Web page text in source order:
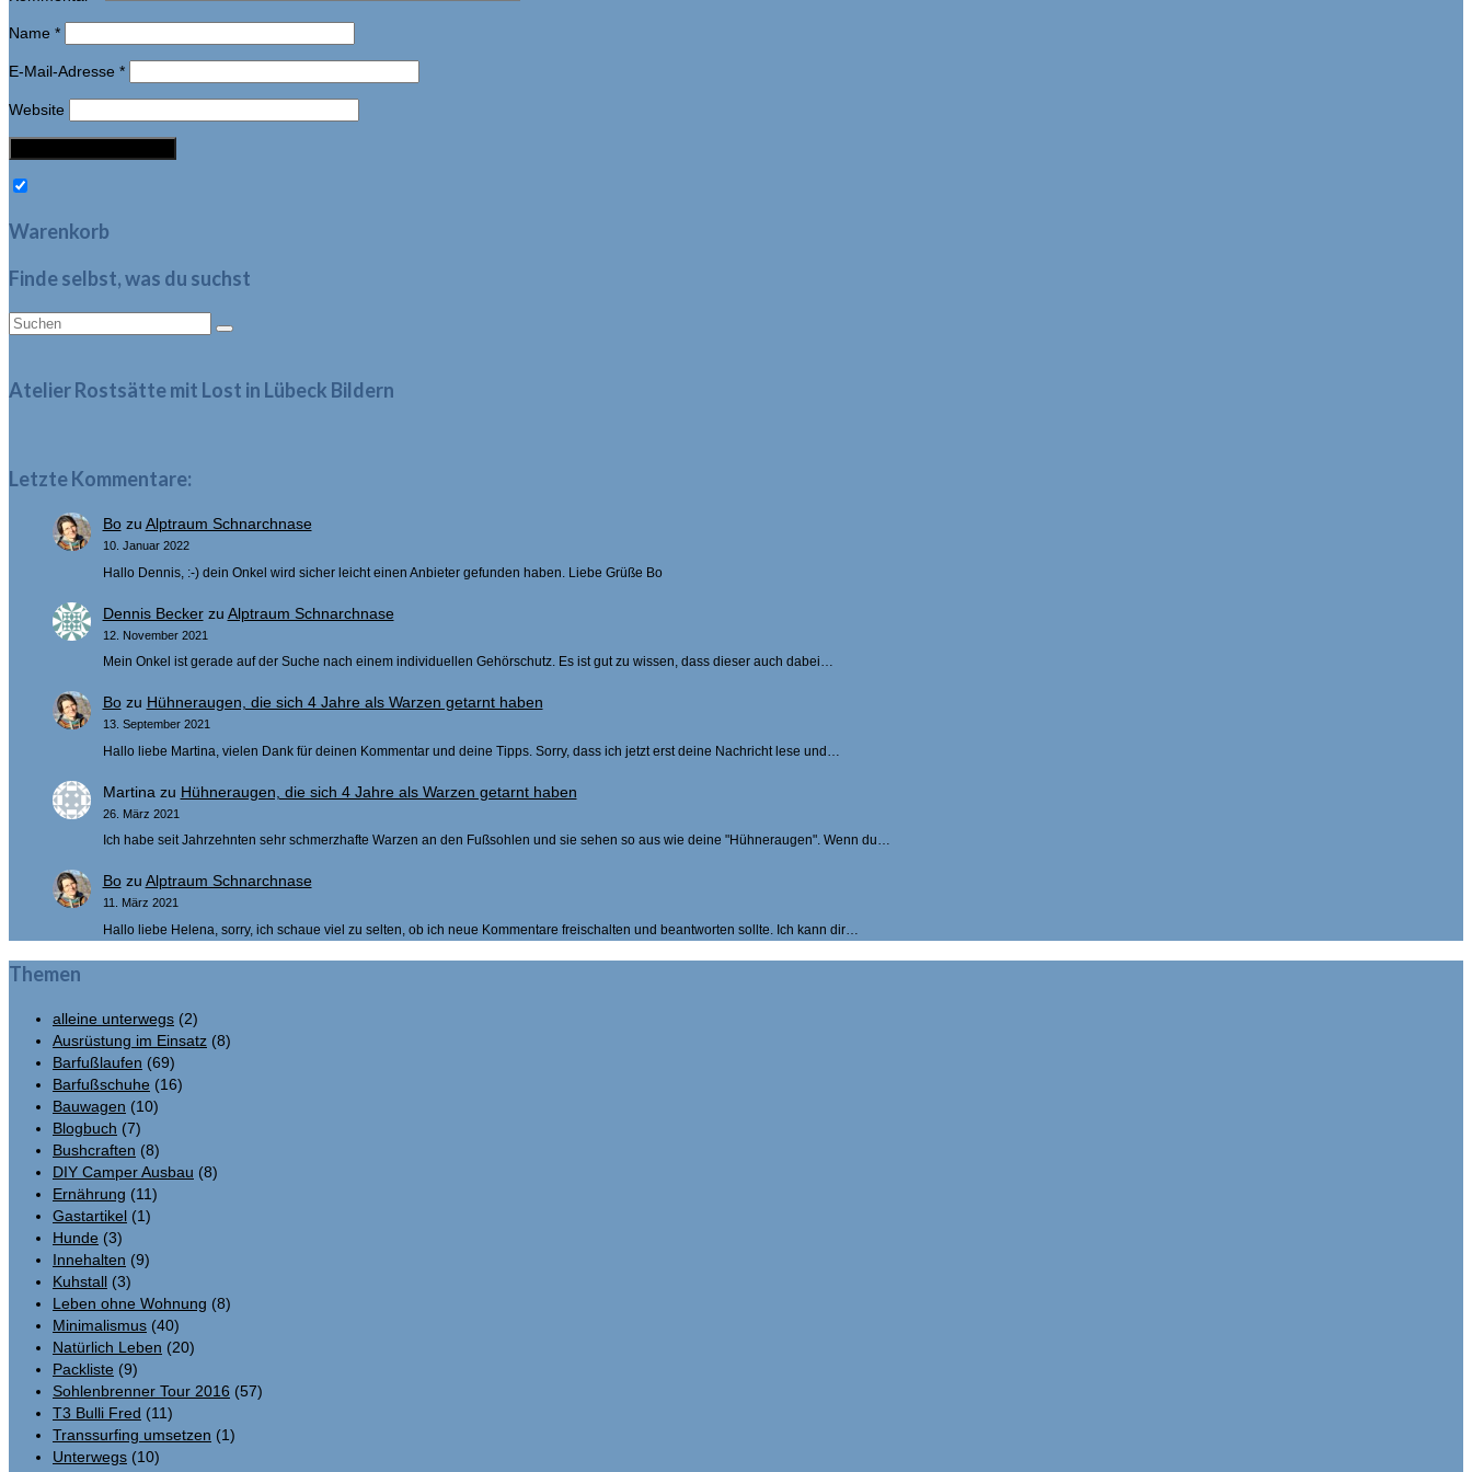
Name *
E-Mail-Adresse *
Website
Warenkorb
Finde selbst, was du suchst
Suche
Atelier Rostsätte mit Lost in Lübeck Bildern
Letzte Kommentare:
Bozu Alptraum Schnarchnase
10. Januar 2022
Hallo Dennis, :-) dein Onkel wird sicher leicht einen Anbieter gefunden haben. Liebe Grüße Bo
Dennis Beckerzu Alptraum Schnarchnase
12. November 2021
Mein Onkel ist gerade auf der Suche nach einem individuellen Gehörschutz. Es ist gut zu wissen, dass dieser auch dabei…
Bozu Hühneraugen, die sich 4 Jahre als Warzen getarnt haben
13. September 2021
Hallo liebe Martina, vielen Dank für deinen Kommentar und deine Tipps. Sorry, dass ich jetzt erst deine Nachricht lese und…
Martina zu Hühneraugen, die sich 4 Jahre als Warzen getarnt haben
26. März 2021
Ich habe seit Jahrzehnten sehr schmerzhafte Warzen an den Fußsohlen und sie sehen so aus wie deine "Hühneraugen". Wenn du…
Bozu Alptraum Schnarchnase
11. März 2021
Hallo liebe Helena, sorry, ich schaue viel zu selten, ob ich neue Kommentare freischalten und beantworten sollte. Ich kann dir…
Themen
alleine unterwegs (2)
Ausrüstung im Einsatz (8)
Barfußlaufen (69)
Barfußschuhe (16)
Bauwagen (10)
Blogbuch (7)
Bushcraften (8)
DIY Camper Ausbau (8)
Ernährung (11)
Gastartikel (1)
Hunde (3)
Innehalten (9)
Kuhstall (3)
Leben ohne Wohnung (8)
Minimalismus (40)
Natürlich Leben (20)
Packliste (9)
Sohlenbrenner Tour 2016 (57)
T3 Bulli Fred (11)
Transsurfing umsetzen (1)
Unterwegs (10)